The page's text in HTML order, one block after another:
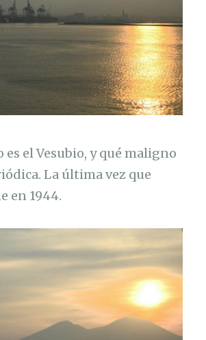
es el Vesubio, y qué maligno
La última vez que
en 1944.